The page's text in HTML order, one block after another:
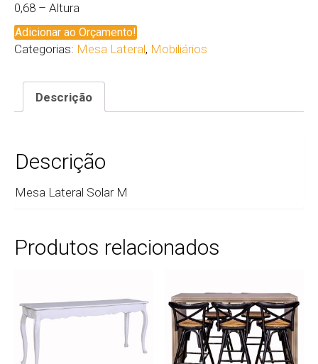
0,68 – Altura
Adicionar ao Orçamento!
Categorias: Mesa Lateral, Mobiliários
Descrição
Descrição
Mesa Lateral Solar M
Produtos relacionados